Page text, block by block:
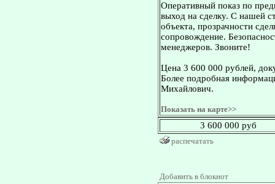
Оперативный показ по
выход на сделку. С нашей
объекта, прозрачности
сопровождение.
менеджеров. Звоните!
Цена 3 600 000 рублей,
Более подробная
Михайлович.
Показать на карте>>
3 600 000 руб
распечатать
Добавить в блокнот